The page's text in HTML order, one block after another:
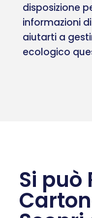
disposizione
informazioni
aiutarti a
ecologico
Si può